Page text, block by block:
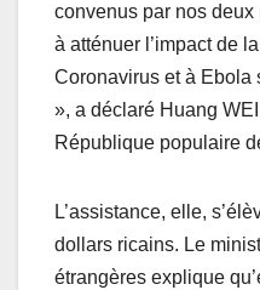
convenus par nos
à atténuer l’impact de
Coronavirus et à Ebola
», a déclaré Huang
République populaire
L’assistance, elle,
dollars ricains. Le
étrangères explique